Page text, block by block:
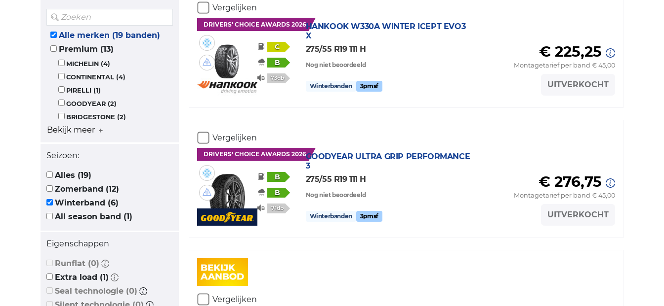
Alle merken (19 banden)
Premium (13)
MICHELIN (4)
CONTINENTAL (4)
PIRELLI (1)
GOODYEAR (2)
BRIDGESTONE (2)
Bekijk meer
Seizoen:
Alles (19)
Zomerband (12)
Winterband (6)
All season band (1)
Eigenschappen
Runflat (0)
Extra load (1)
Seal technologie (0)
Vergelijken
DRIVERS' CHOICE AWARDS 2026
C
B
73db
HANKOOK W330A WINTER ICEPT EVO3
X
275/55 R19 111 H
Nog niet beoordeeld
Winterbanden 3pmsf
€ 225,25
Montagetarief per band € 45,00
UITVERKOCHT
Vergelijken
DRIVERS' CHOICE AWARDS 2026
B
B
71db
GOODYEAR ULTRA GRIP PERFORMANCE
3
275/55 R19 111 H
Nog niet beoordeeld
Winterbanden 3pmsf
€ 276,75
Montagetarief per band € 45,00
UITVERKOCHT
Vergelijken